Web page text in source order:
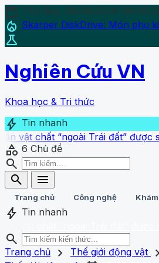
calendar_today Thứ Bảy, 08/08/2026 08/08/
local_fire_department Skarper DiskDrive: Món phụ
science
Nghiên Cứu VN
Khoa học & Tri thức
bolt Tin nhanh
“ngoài Trái đất” được sinh ra
category 6 Chủ đề
search
search
menu
Trang chủ Công nghệ
bolt Tin nhanh
search
homeTrang chủ
search
Trang chủ chevron_right Thế giới động vật chevron_right